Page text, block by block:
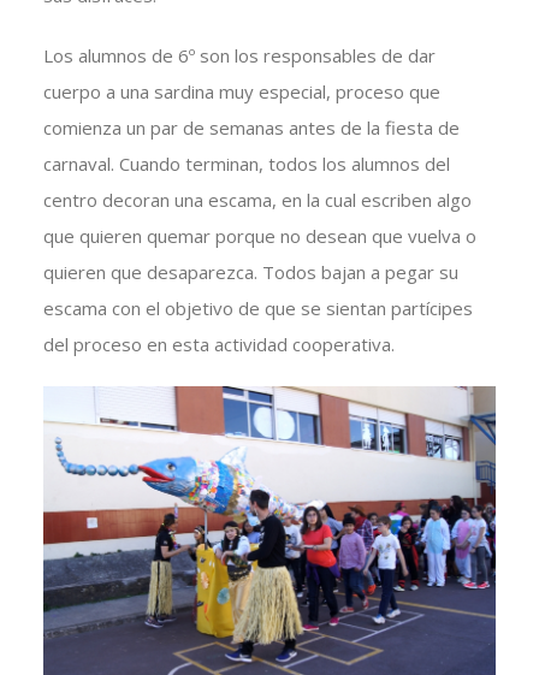
Los alumnos de 6º son los responsables de dar
cuerpo a una sardina muy especial, proceso que
comienza un par de semanas antes de la fiesta de
carnaval. Cuando terminan, todos los alumnos del
centro decoran una escama, en la cual escriben algo
que quieren quemar porque no desean que vuelva o
quieren que desaparezca. Todos bajan a pegar su
escama con el objetivo de que se sientan partícipes
del proceso en esta actividad cooperativa.